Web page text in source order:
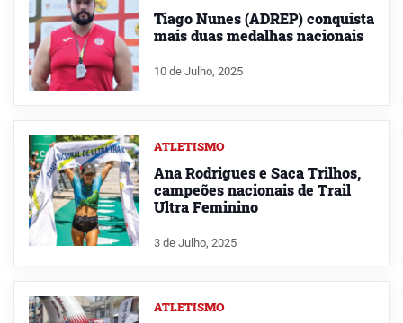
Tiago Nunes (ADREP) conquista
mais duas medalhas nacionais
10 de Julho, 2025
ATLETISMO
Ana Rodrigues e Saca Trilhos,
campeões nacionais de Trail
Ultra Feminino
3 de Julho, 2025
ATLETISMO